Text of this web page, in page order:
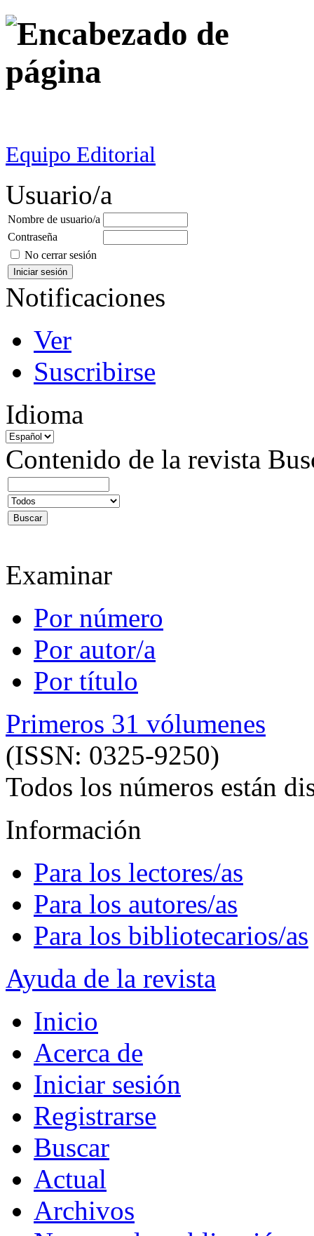
Equipo Editorial
Usuario/a
Nombre de usuario/a
Contraseña
No cerrar sesión
Notificaciones
Ver
Suscribirse
Idioma
Contenido de la revista
Examinar
Por número
Por autor/a
Por título
Primeros 31 vólumenes
(ISSN: 0325-9250)
Todos los números están
Información
Para los lectores/as
Para los autores/as
Para los bibliotecarios/as
Ayuda de la revista
Inicio
Acerca de
Iniciar sesión
Registrarse
Buscar
Actual
Archivos